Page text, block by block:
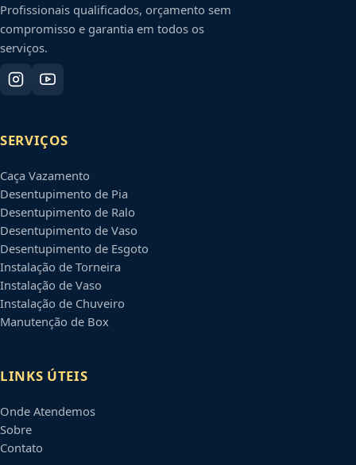
Profissionais qualificados, orçamento sem
compromisso e garantia em todos os
serviços.
SERVIÇOS
Caça Vazamento
Desentupimento de Pia
Desentupimento de Ralo
Desentupimento de Vaso
Desentupimento de Esgoto
Instalação de Torneira
Instalação de Vaso
Instalação de Chuveiro
Manutenção de Box
LINKS ÚTEIS
Onde Atendemos
Sobre
Contato